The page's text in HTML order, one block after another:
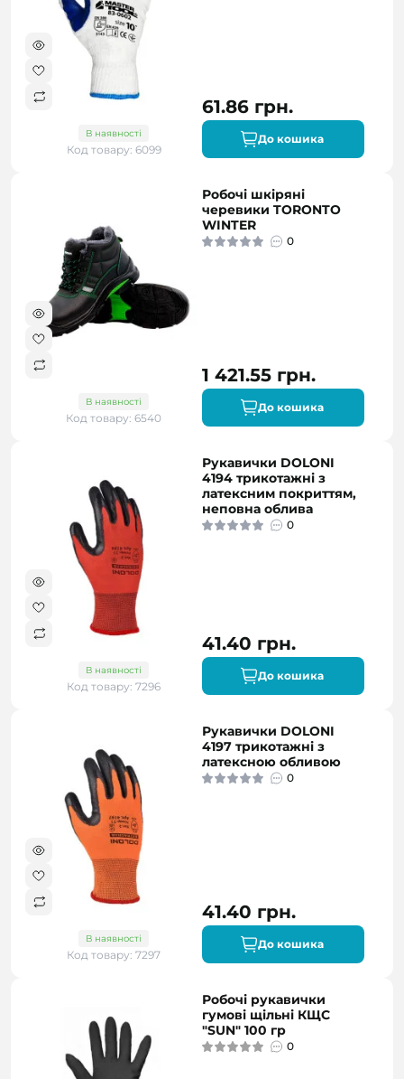
В наявності
Код товару: 6099
61.86 грн.
До кошика
В наявності
Код товару: 6540
Робочі шкіряні
черевики TORONTO
WINTER
0
1 421.55 грн.
До кошика
В наявності
Код товару: 7296
Рукавички DOLONI
4194 трикотажні з
латексним покриттям,
неповна облива
0
41.40 грн.
До кошика
В наявності
Код товару: 7297
Рукавички DOLONI
4197 трикотажні з
латексною обливою
0
41.40 грн.
До кошика
Робочі рукавички
гумові щільні КЩС
"SUN" 100 гр
0